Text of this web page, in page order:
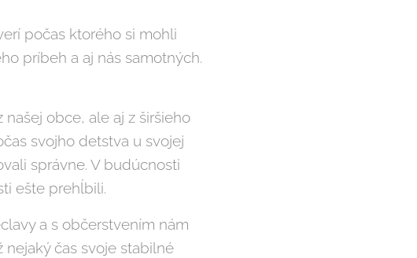
počas ktorého si mohli
príbeh a aj nás samotných.
obce, ale aj z širšieho
svojho detstva u svojej
správne. V budúcnosti
ešte prehĺbili.
a s občerstvením nám
nejaký čas svoje stabilné